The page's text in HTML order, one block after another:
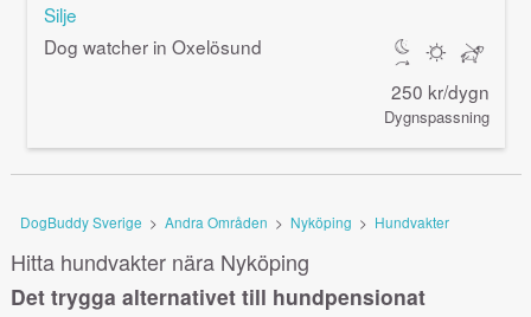
Silje
Dog watcher in Oxelösund
250 kr/dygn
Dygnspassning
DogBuddy Sverige > Andra Områden > Nyköping > Hundvakter
Hitta hundvakter nära Nyköping
Det trygga alternativet till hundpensionat